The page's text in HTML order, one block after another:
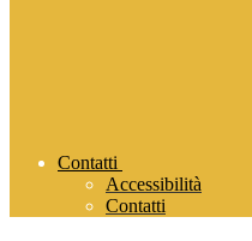
Contatti
Accessibilità
Contatti